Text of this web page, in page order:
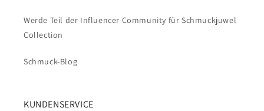
Werde Teil der Influencer Community für Schmuckjuwel
Collection
Schmuck-Blog
KUNDENSERVICE